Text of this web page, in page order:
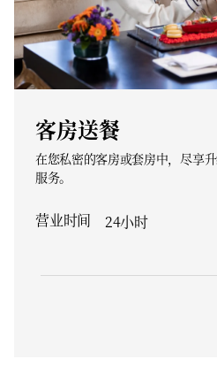
客房送餐
在您私密的客房或套房中，尽享
服务。
营业时间 24小时